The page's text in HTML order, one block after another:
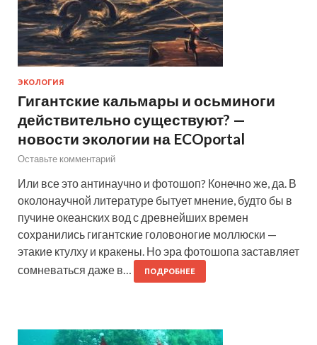
ЭКОЛОГИЯ
Гигантские кальмары и осьминоги
действительно существуют? —
новости экологии на ECOportal
Оставьте комментарий
Или все это антинаучно и фотошоп? Конечно же, да. В
околонаучной литературе бытует мнение, будто бы в
пучине океанских вод с древнейших времен
сохранились гигантские головоногие моллюски —
этакие ктулху и кракены. Но эра фотошопа заставляет
сомневаться даже в…
ПОДРОБНЕЕ